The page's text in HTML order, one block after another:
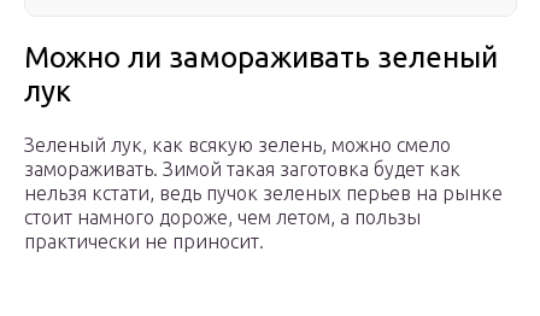
Можно ли замораживать зеленый
лук
Зеленый лук, как всякую зелень, можно смело
замораживать. Зимой такая заготовка будет как
нельзя кстати, ведь пучок зеленых перьев на рынке
стоит намного дороже, чем летом, а пользы
практически не приносит.